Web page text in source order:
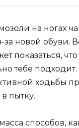
на ногах
за новой обуви.
показаться, что
тебе
ходьбы
пытку.
способов,